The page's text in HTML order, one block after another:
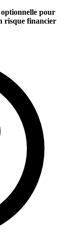
optionnelle pour
risque financier